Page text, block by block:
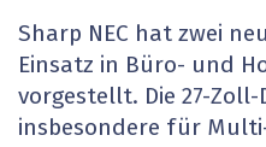
Sharp NEC hat zwei
Einsatz in Büro- und
vorgestellt. Die 27-Zoll-
insbesondere für